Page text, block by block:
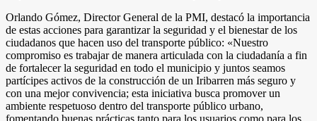
Orlando Gómez, Director General de la PMI, destacó la importancia
de estas acciones para garantizar la seguridad y el bienestar de los
ciudadanos que hacen uso del transporte público: «Nuestro
compromiso es trabajar de manera articulada con la ciudadanía a fin
de fortalecer la seguridad en todo el municipio y juntos seamos
partícipes activos de la construcción de un Iribarren más seguro y
con una mejor convivencia; esta iniciativa busca promover un
ambiente respetuoso dentro del transporte público urbano,
fomentando buenas prácticas tanto para los usuarios como para los